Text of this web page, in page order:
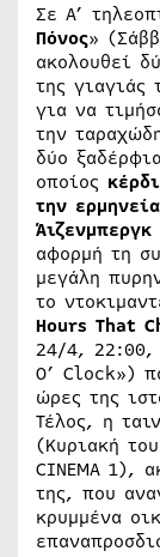
Σε Α’
Πόνος»
ακολουθεί
της γιαγιάς
για να
την
δύο
οποίος
την
Άιζενμπεργκ
αφορμή τη
μεγάλη
το
Hours That
24/4, 22:00,
O’ Clock»)
ώρες της
Τέλος, η
(Κυριακή
CINEMA 1),
της, που
κρυμμένα